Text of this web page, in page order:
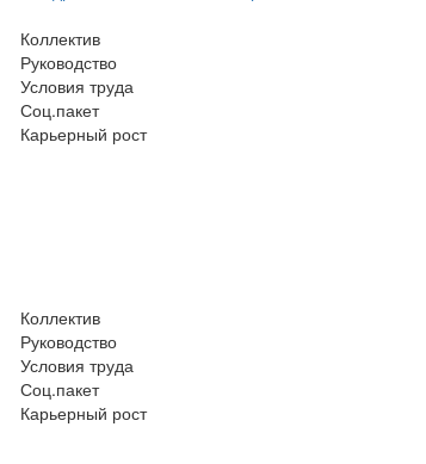
Коллектив
Руководство
Условия труда
Соц.пакет
Карьерный рост
Коллектив
Руководство
Условия труда
Соц.пакет
Карьерный рост